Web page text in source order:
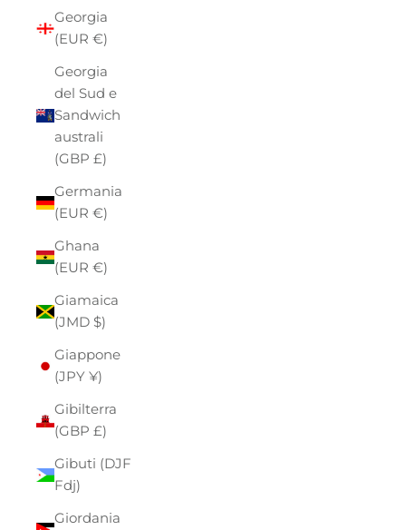
Georgia
(EUR €)
Georgia
del Sud e
Sandwich
australi
(GBP £)
Germania
(EUR €)
Ghana
(EUR €)
Giamaica
(JMD $)
Giappone
(JPY ¥)
Gibilterra
(GBP £)
Gibuti (DJF
Fdj)
Giordania